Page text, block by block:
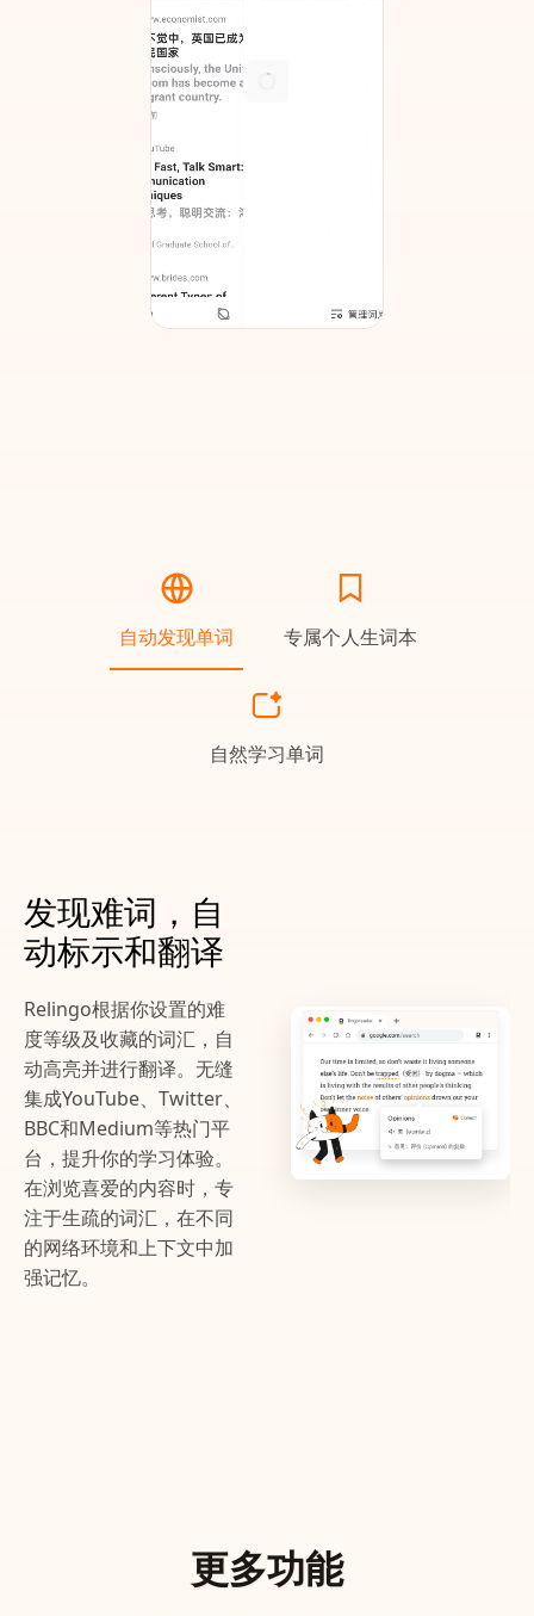
自动发现单词 专属个人生词本
自然学习单词
发现难词，自
动标示和翻译
Relingo根据你设置的难
度等级及收藏的词汇，自
动高亮并进行翻译。无缝
集成YouTube、Twitter、
BBC和Medium等热门平
台，提升你的学习体验。
在浏览喜爱的内容时，专
注于生疏的词汇，在不同
的网络环境和上下文中加
强记忆。
更多功能